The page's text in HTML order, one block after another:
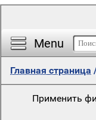
Menu
Главная страница
Применить